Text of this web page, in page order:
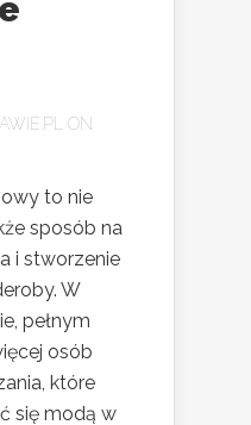
ON
to nie
sposób na
i stworzenie
W
pełnym
osób
które
się modą w